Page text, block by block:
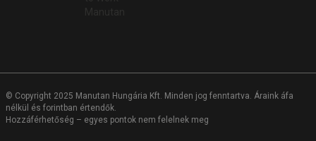
© Copyright 2025 Manutan Hungária Kft. Minden jog fenntartva. Áraink áfa
nélkül és forintban értendők.
Hozzáférhetőség – egyes pontok nem felelnek meg